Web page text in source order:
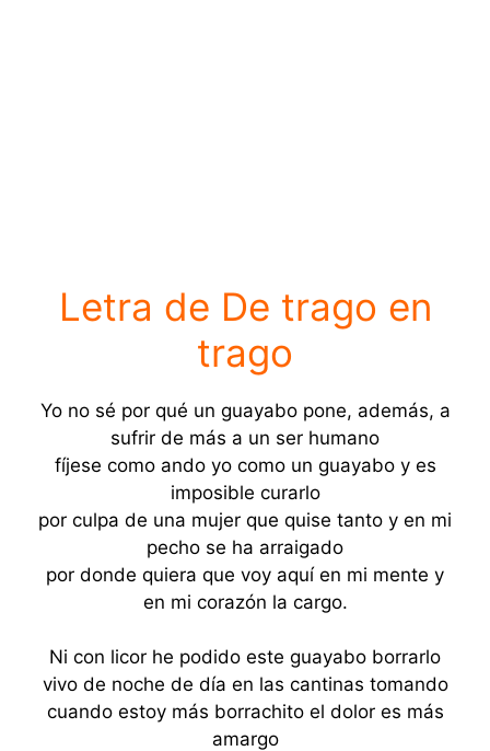
Letra de De trago en
trago
Yo no sé por qué un guayabo pone, además, a
sufrir de más a un ser humano
fíjese como ando yo como un guayabo y es
imposible curarlo
por culpa de una mujer que quise tanto y en mi
pecho se ha arraigado
por donde quiera que voy aquí en mi mente y
en mi corazón la cargo.
Ni con licor he podido este guayabo borrarlo
vivo de noche de día en las cantinas tomando
cuando estoy más borrachito el dolor es más
amargo